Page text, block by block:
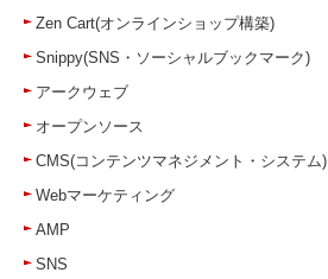
Zen Cart(オンラインショップ構築)
Snippy(SNS・ソーシャルブックマーク)
アークウェブ
オープンソース
CMS(コンテンツマネジメント・システム)
Webマーケティング
AMP
SNS